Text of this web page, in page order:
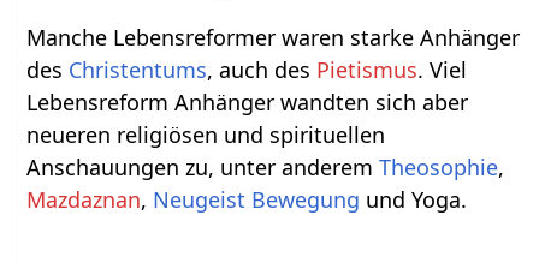
Manche Lebensreformer waren starke Anhänger
des Christentums, auch des Pietismus. Viel
Lebensreform Anhänger wandten sich aber
neueren religiösen und spirituellen
Anschauungen zu, unter anderemTheosophie,
Mazdaznan, Neugeist Bewegung und Yoga.